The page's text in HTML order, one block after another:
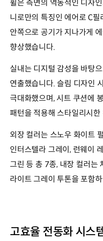
휠은 측면의 역동적인 디자
니로만의 특징인 에어로 C
안쪽으로 공기가 지나가게
향상했습니다.
실내는 디지털 감성을 바탕
연출했습니다. 슬림 디자인
극대화했으며, 시트 쿠션에
패턴을 적용해 스타일리시
외장 컬러는 스노우 화이트
인터스텔라 그레이, 런웨이
그린 등 총 7종, 내장 컬러는
라이트 그레이 투톤을 포함
고효율 전동화 시스